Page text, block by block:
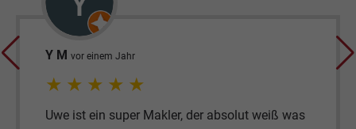
der absolut weiß was
WERNER PFISTERER
Der Verkauf meiner